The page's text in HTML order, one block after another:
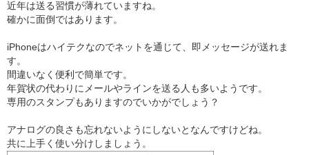
近年は送る習慣が薄れていますね。
確かに面倒ではあります。
iPhoneはハイテクなのでネットを通じて、即メッセージが送れま
す。
間違いなく便利で簡単です。
年賀状の代わりにメールやラインを送る人も多いようです。
専用のスタンプもありますのでいかがでしょう？
アナログの良さも忘れないようにしないとなんですけどね。
共に上手く使い分けしましょう。